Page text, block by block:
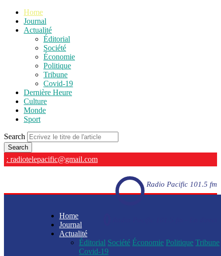
Home
Journal
Actualité
Éditorial
Société
Économie
Politique
Tribune
Covid-19
Dernière Heure
Culture
Monde
Sport
Search
: radiotelepacific@gmail.com
Radio Pacific 101.5 fm
Home
Journal
Actualité
Éditorial Société Économie Politique Tribune
Covid-19